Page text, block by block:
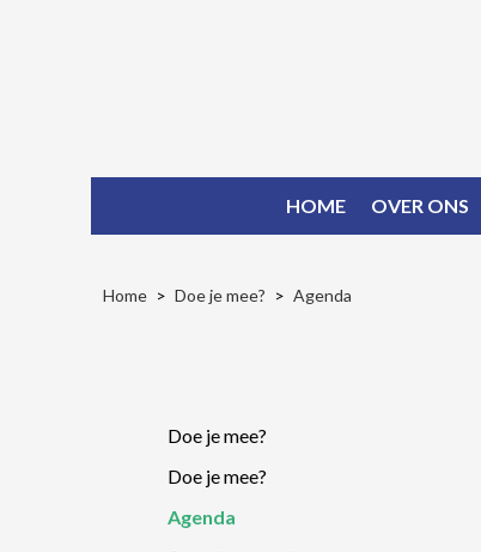
HOME OVER ONS
Home Doe je mee? Agenda
Doe je mee?
Doe je mee?
Agenda